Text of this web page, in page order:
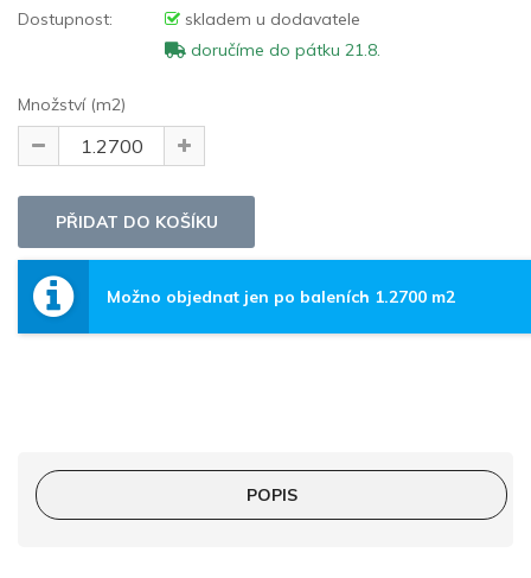
Dostupnost:
skladem u dodavatele
doručíme do pátku 21.8.
Množství (m2)
Možno objednat jen po baleních 1.2700 m2
POPIS